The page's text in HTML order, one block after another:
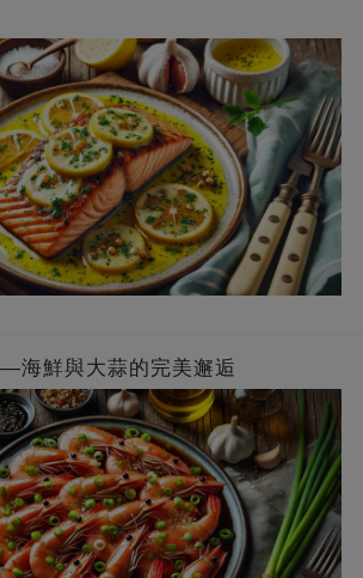
海鮮與大蒜的完美邂逅